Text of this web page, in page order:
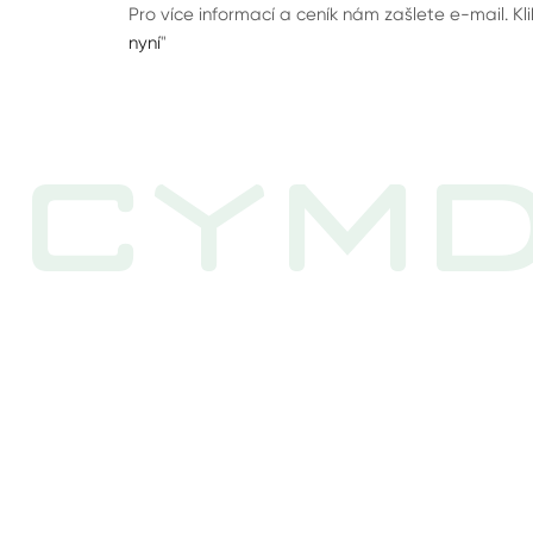
Pro více informací a ceník nám zašlete e-mail.
nyní"